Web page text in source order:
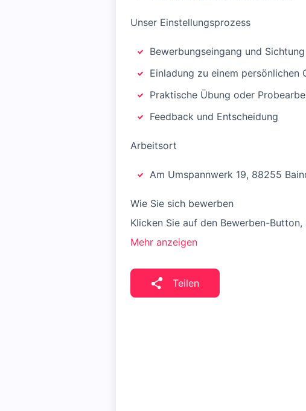
Unser Einstellungsprozess
Bewerbungseingang und
Einladung zu einem persönlichen
Praktische Übung oder
Feedback und Entscheidung
Arbeitsort
Am Umspannwerk 19, 88255
Wie Sie sich bewerben
Klicken Sie auf den Bewerben-
Mehr anzeigen
Teilen